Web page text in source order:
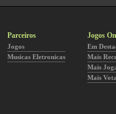
Parceiros
Jogos
Musicas Eletronicas
Jogos
Em
Mais
Mais
Mais